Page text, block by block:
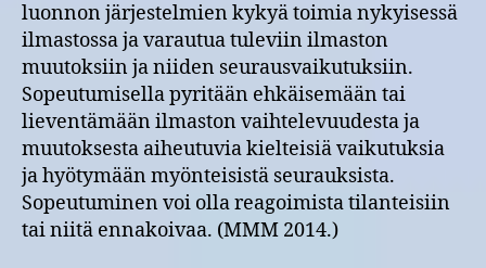
luonnon järjestelmien kykyä toimia nykyisessä
ilmastossa ja varautua tuleviin ilmaston
muutoksiin ja niiden seurausvaikutuksiin.
Sopeutumisella pyritään ehkäisemään tai
lieventämään ilmaston vaihtelevuudesta ja
muutoksesta aiheutuvia kielteisiä vaikutuksia
ja hyötymään myönteisistä seurauksista.
Sopeutuminen voi olla reagoimista tilanteisiin
tai niitä ennakoivaa. (MMM 2014.)